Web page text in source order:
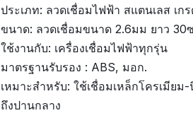
ประเภท: ลวดเชื่อมไฟฟ้า สแตนเลส เก
ขนาด: ลวดเชื่อมขนาด 2.6มม ยาว 30
ใช้งานกับ: เครื่องเชื่อมไฟฟ้าทุกรุ่น
มาตรฐานรับรอง : ABS, มอก.
เหมาะสำหรับ: ใช้เชื่อมเหล็กโครเมีย
ถึงปานกลาง